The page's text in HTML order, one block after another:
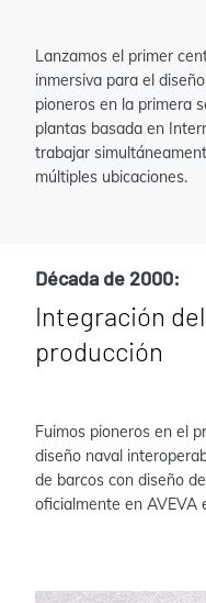
Lanzamos el primer
inmersiva para el
pioneros en la primera
plantas basada en
trabajar
múltiples ubicaciones.
Década de 2000:
Integración
producción
Fuimos pioneros en el
diseño naval
de barcos con diseño
oficialmente en AVEVA